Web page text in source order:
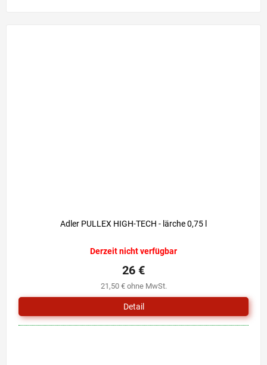
Adler PULLEX HIGH-TECH - lärche 0,75 l
Derzeit nicht verfügbar
21,50 € ohne MwSt.
26 €
Detail